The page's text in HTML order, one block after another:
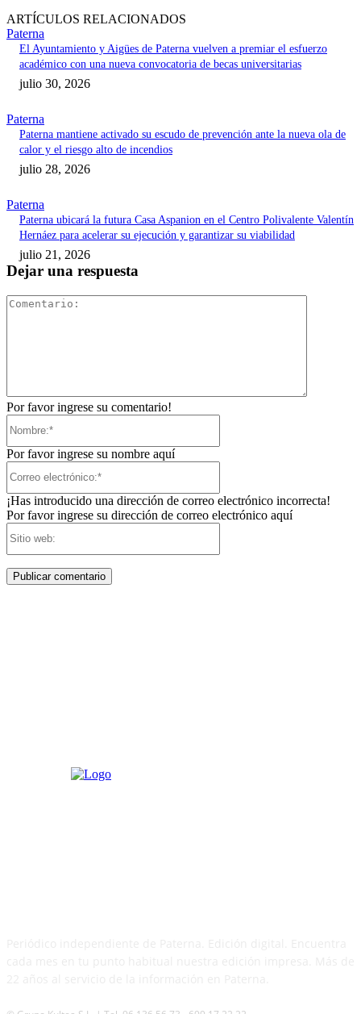
ARTÍCULOS RELACIONADOS
Paterna
El Ayuntamiento y Aigües de Paterna vuelven a premiar el esfuerzo
académico con una nueva convocatoria de becas universitarias
julio 30, 2026
Paterna
Paterna mantiene activado su escudo de prevención ante la nueva ola de
calor y el riesgo alto de incendios
julio 28, 2026
Paterna
Paterna ubicará la futura Casa Aspanion en el Centro Polivalente Valentín
Hernáez para acelerar su ejecución y garantizar su viabilidad
julio 21, 2026
Dejar una respuesta
Por favor ingrese su comentario!
Por favor ingrese su nombre aquí
¡Has introducido una dirección de correo electrónico incorrecta!
Por favor ingrese su dirección de correo electrónico aquí